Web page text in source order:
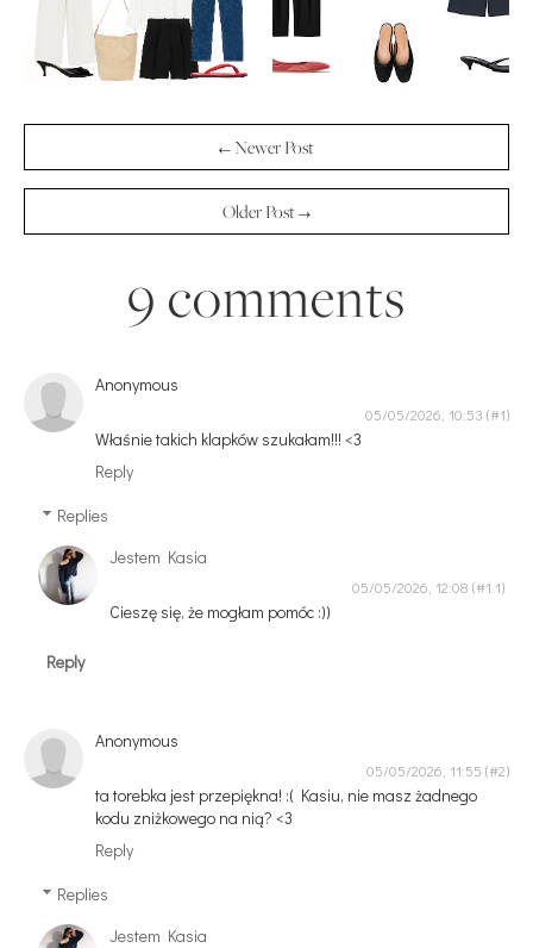
← Newer Post
Older Post →
9 comments
Anonymous
05/05/2026, 10:53
Właśnie takich klapków szukałam!!! <3
Reply
Replies
Jestem Kasia
05/05/2026, 12:08
Cieszę się, że mogłam pomóc :))
Reply
Anonymous
05/05/2026, 11:55
ta torebka jest przepiękna! :( Kasiu, nie masz żadnego
kodu zniżkowego na nią? <3
Reply
Replies
Jestem Kasia